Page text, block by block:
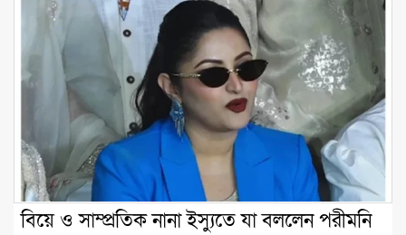
বিয়ে ও সাম্প্রতিক নানা ইস্যুতে যা বললেন পরীমনি